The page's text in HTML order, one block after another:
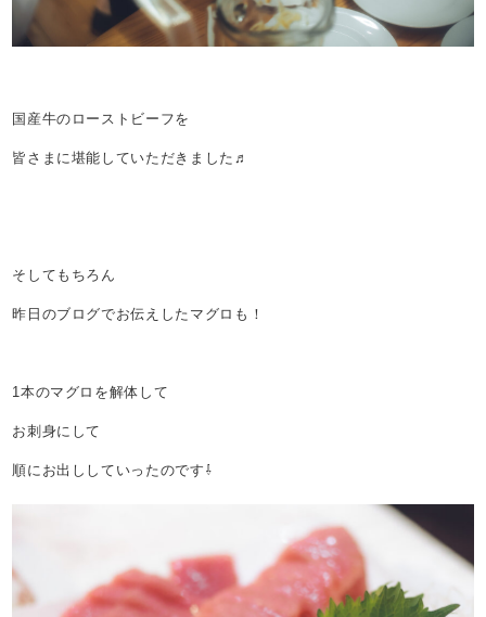
国産牛のローストビーフを
皆さまに堪能していただきました♬
そしてもちろん
昨日のブログでお伝えしたマグロも！
1本のマグロを解体して
お刺身にして
順にお出ししていったのです⇩